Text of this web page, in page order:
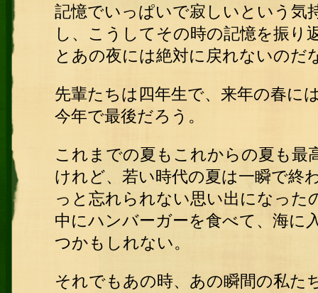
記憶でいっぱいで寂しいという気
し、こうしてその時の記憶を振り
とあの夜には絶対に戻れないのだ
先輩たちは四年生で、来年の春に
今年で最後だろう。
これまでの夏もこれからの夏も最
けれど、若い時代の夏は一瞬で終
っと忘れられない思い出になった
中にハンバーガーを食べて、海に
つかもしれない。
それでもあの時、あの瞬間の私た